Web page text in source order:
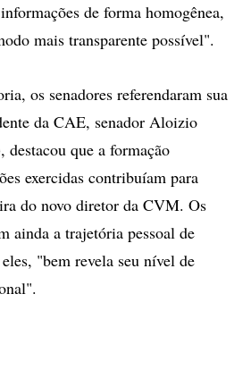
de forma homogênea,
mais transparente possível".
os senadores referendaram sua
da CAE, senador Aloizio
destacou que a formação
exercidas contribuíam para
do novo diretor da CVM. Os
ainda a trajetória pessoal de
"bem revela seu nível de